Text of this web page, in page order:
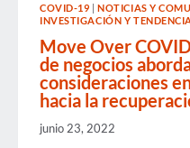
SOBRE
LA
DE
PASAJEROS
EN
COVID-19 |NOTICIAS Y
INVESTIGACIÓN Y
Move Over
de negocios
consideraciones
hacia la
junio 23, 2022